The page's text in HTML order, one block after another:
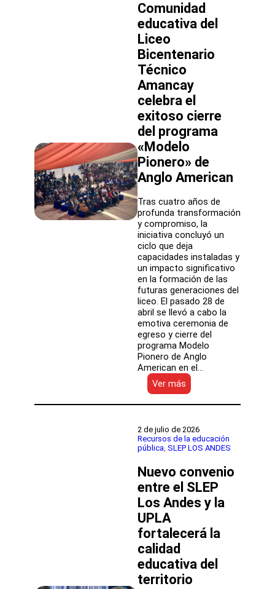
Andes
consolida
12
de
liderazgo
en
Educación
Ambiental
Comunidad
educativa del
Liceo
Bicentenario
Técnico
Amancay
celebra el
exitoso cierre
del programa
«Modelo
Pionero» de
Anglo American
Tras cuatro años de
profunda transformación
y compromiso, la
iniciativa concluyó un
ciclo que deja
capacidades instaladas y
un impacto significativo
en la formación de las
futuras generaciones del
liceo. El pasado 28 de
abril se llevó a cabo la
emotiva ceremonia de
egreso y cierre del
programa Modelo
Pionero de Anglo
American en el…
Ver más
Comunidad
educativa
Liceo
Bicentenario
Técnico
celebra
el
exitoso
cierre
programa
«Modelo
de
Anglo
American
2 de julio de 2026
Recursos de la educación
pública, SLEP LOS ANDES
Nuevo convenio
entre el SLEP
Los Andes y la
UPLA
fortalecerá la
calidad
educativa del
territorio